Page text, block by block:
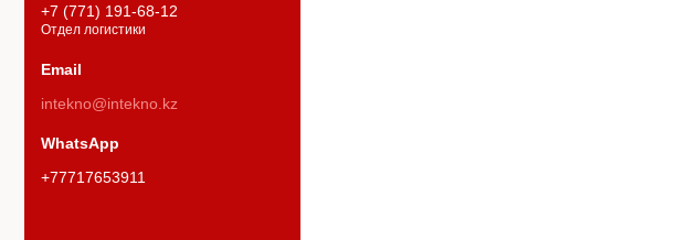
+7 (771) 191-68-12
Отдел логистики
intekno@intekno.kz
+77717653911